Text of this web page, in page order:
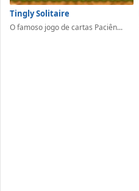
Tingly Solitaire
O famoso jogo de cartas Paciên...